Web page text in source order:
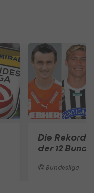
Die Rekord-
der 12
Bundesliga